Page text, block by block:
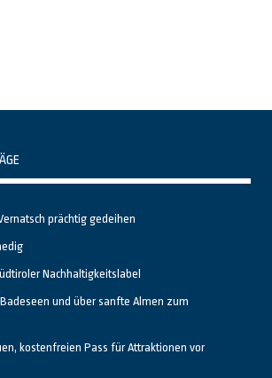
prächtig gedeihen
Nachhaltigkeitslabel
und über sanfte Almen zum
kostenfreien Pass für Attraktionen vor